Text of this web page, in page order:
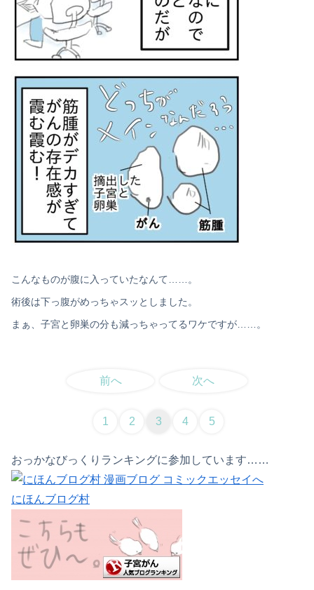
こんなものが腹に入っていたなんて……。
術後は下っ腹がめっちゃスッとしました。
まぁ、子宮と卵巣の分も減っちゃってるワケですが……。
前へ 次へ
1 2 3 4 5
おっかなびっくりランキングに参加しています……
にほんブログ村